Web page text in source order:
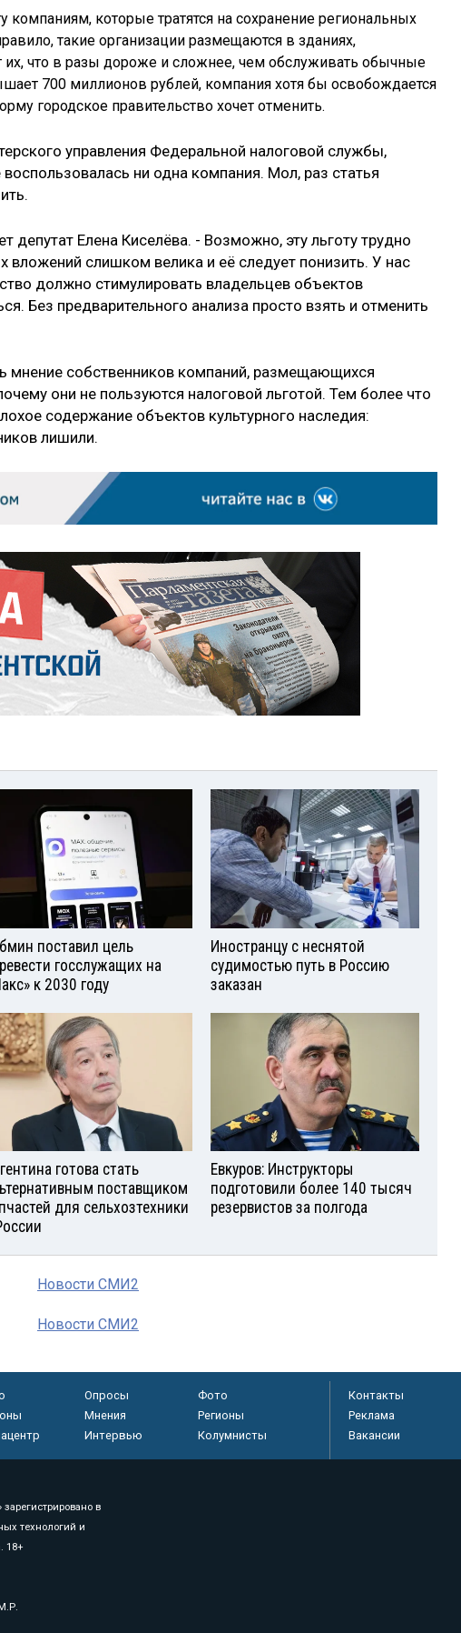
компаниям, которые тратятся на сохранение региональных
такие организации размещаются в зданиях,
что в разы дороже и сложнее, чем обслуживать обычные
700 миллионов рублей, компания хотя бы освобождается
городское правительство хочет отменить.
управления Федеральной налоговой службы,
ни одна компания. Мол, раз статья
депутат Елена Киселёва. - Возможно, эту льготу трудно
вложений слишком велика и её следует понизить. У нас
должно стимулировать владельцев объектов
Без предварительного анализа просто взять и отменить
мнение собственников компаний, размещающихся
они не пользуются налоговой льготой. Тем более что
содержание объектов культурного наследия:
лишили.
поставил цель
госслужащих на
к 2030 году
Иностранцу с неснятой
судимостью путь в Россию
заказан
готова стать
поставщиком
для сельхозтехники
Евкуров: Инструкторы
подготовили более 140 тысяч
резервистов за полгода
Новости СМИ2
Новости СМИ2
Опросы
Фото
Мнения
Регионы
Интервью Колумнисты
Контакты
Реклама
Вакансии
в
технологий и
18+